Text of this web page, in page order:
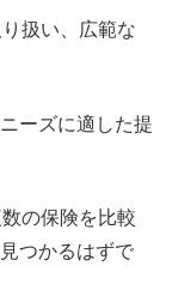
扱い、広範な
ーズに適した提
の保険を比較
つかるはずで